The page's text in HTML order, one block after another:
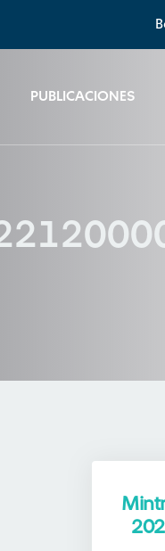
PUBLICACIONES